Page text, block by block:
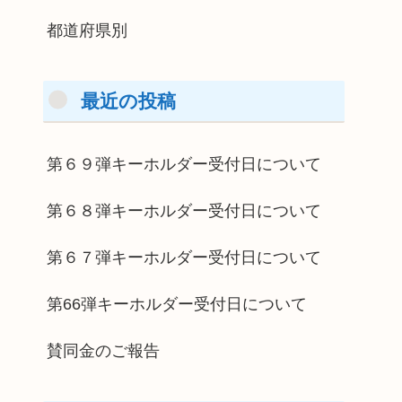
都道府県別
最近の投稿
第６９弾キーホルダー受付日について
第６８弾キーホルダー受付日について
第６７弾キーホルダー受付日について
第66弾キーホルダー受付日について
賛同金のご報告